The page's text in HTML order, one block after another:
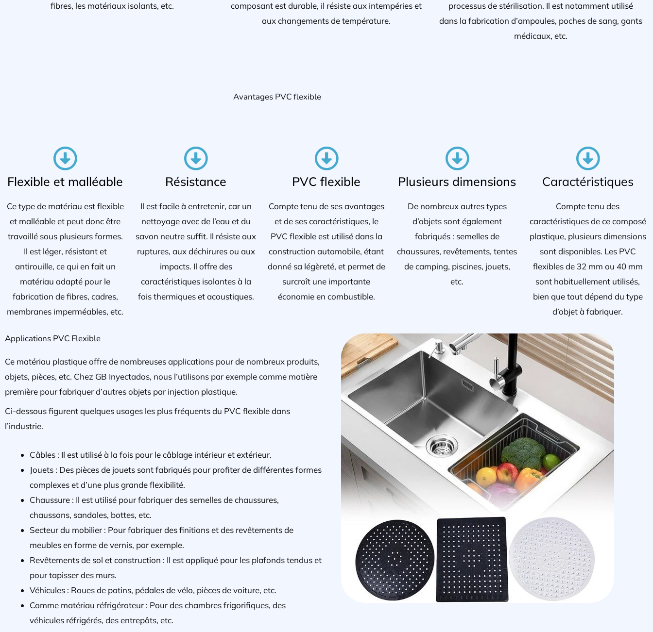
fibres, les matériaux isolants, etc.
composant est durable, il résiste aux intempéries et
aux changements de température.
processus de stérilisation. Il est notamment utilisé
dans la fabrication d’ampoules, poches de sang, gants
médicaux, etc.
Avantages PVC flexible
Flexible et malléable
Ce type de matériau est flexible
et malléable et peut donc être
travaillé sous plusieurs formes.
Il est léger, résistant et
antirouille, ce qui en fait un
matériau adapté pour le
fabrication de fibres, cadres,
membranes imperméables, etc.
Résistance
Il est facile à entretenir, car un
nettoyage avec de l’eau et du
savon neutre suffit. Il résiste aux
ruptures, aux déchirures ou aux
impacts. Il offre des
caractéristiques isolantes à la
fois thermiques et acoustiques.
PVC flexible
Compte tenu de ses avantages
et de ses caractéristiques, le
PVC flexible est utilisé dans la
construction automobile, étant
donné sa légèreté, et permet de
surcroît une importante
économie en combustible.
Plusieurs dimensions
De nombreux autres types
d’objets sont également
fabriqués : semelles de
chaussures, revêtements, tentes
de camping, piscines, jouets,
etc.
Caractéristiques
Compte tenu des
caractéristiques de ce composé
plastique, plusieurs dimensions
sont disponibles. Les PVC
flexibles de 32 mm ou 40 mm
sont habituellement utilisés,
bien que tout dépend du type
d’objet à fabriquer.
Applications PVC Flexible
Ce matériau plastique offre de nombreuses applications pour de nombreux produits,
objets, pièces, etc. Chez GB Inyectados, nous l’utilisons par exemple comme matière
première pour fabriquer d’autres objets par injection plastique.
Ci-dessous figurent quelques usages les plus fréquents du PVC flexible dans
l’industrie.
Câbles : Il est utilisé à la fois pour le câblage intérieur et extérieur.
Jouets : Des pièces de jouets sont fabriqués pour profiter de différentes formes
complexes et d’une plus grande flexibilité.
Chaussure : Il est utilisé pour fabriquer des semelles de chaussures,
chaussons, sandales, bottes, etc.
Secteur du mobilier : Pour fabriquer des finitions et des revêtements de
meubles en forme de vernis, par exemple.
Revêtements de sol et construction : Il est appliqué pour les plafonds tendus et
pour tapisser des murs.
Véhicules : Roues de patins, pédales de vélo, pièces de voiture, etc.
Comme matériau réfrigérateur : Pour des chambres frigorifiques, des
véhicules réfrigérés, des entrepôts, etc.